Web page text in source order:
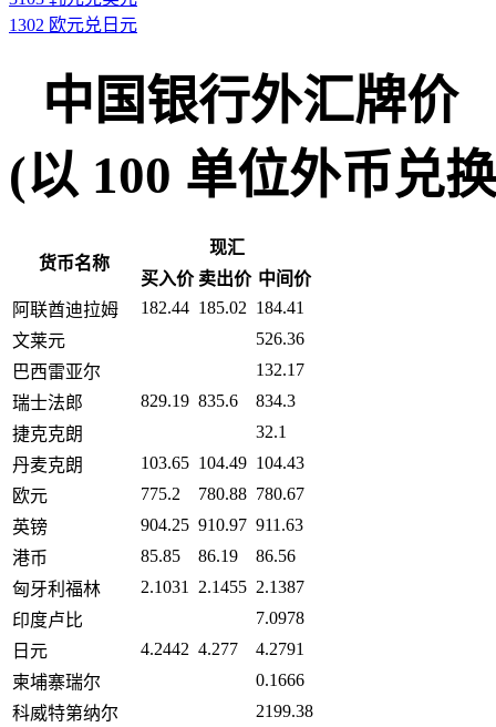
1302 欧元兑日元
中国银行外汇牌价
(以 100 单位外币兑
货币名称
现汇
买入价 卖出价 中间价
阿联酋迪拉姆
182.44 185.02 184.41
文莱元
526.36
巴西雷亚尔
132.17
瑞士法郎
829.19 835.6
834.3
捷克克朗
32.1
丹麦克朗
103.65 104.49 104.43
欧元
775.2 780.88 780.67
英镑
904.25 910.97 911.63
港币
85.85 86.19
86.56
匈牙利福林
2.1031 2.1455 2.1387
印度卢比
7.0978
日元
4.2442 4.277
4.2791
柬埔寨瑞尔
0.1666
科威特第纳尔
2199.38